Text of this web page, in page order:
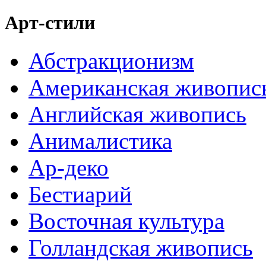
Арт-стили
Абстракционизм
Американская
Английская живопись
Анималистика
Ар-деко
Бестиарий
Восточная культура
Голландская живопись